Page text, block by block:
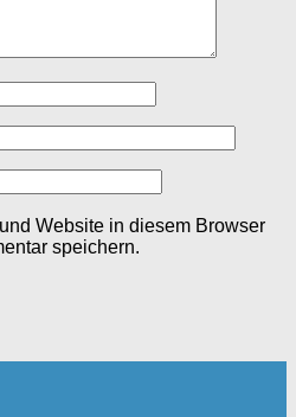
Website in diesem Browser
speichern.